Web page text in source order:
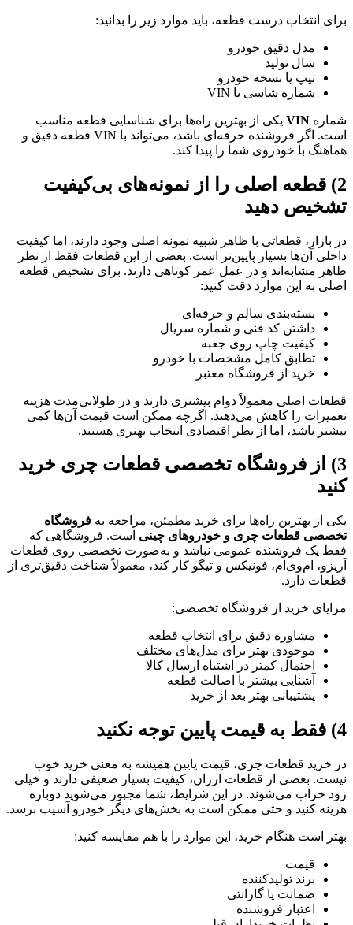
برای انتخاب درست قطعه، باید موارد زیر را بدانید:
مدل دقیق خودرو
سال تولید
تیپ یا نسخه خودرو
شماره شاسی یا VIN
شماره VIN یکی از بهترین راه‌ها برای شناسایی قطعه مناسب
است. اگر فروشنده حرفه‌ای باشد، می‌تواند با VIN قطعه دقیق و
هماهنگ با خودروی شما را پیدا کند.
2) قطعه اصلی را از نمونه‌های بی‌کیفیت
تشخیص دهید
در بازار، قطعاتی با ظاهر شبیه نمونه اصلی وجود دارند، اما کیفیت
داخلی آن‌ها بسیار پایین‌تر است. بعضی از این قطعات فقط از نظر
ظاهر مشابه‌اند و در عمل عمر کوتاهی دارند. برای تشخیص قطعه
اصلی به این موارد دقت کنید:
بسته‌بندی سالم و حرفه‌ای
داشتن کد فنی و شماره سریال
کیفیت چاپ روی جعبه
تطابق کامل مشخصات با خودرو
خرید از فروشگاه معتبر
قطعات اصلی معمولاً دوام بیشتری دارند و در طولانی‌مدت هزینه
تعمیرات را کاهش می‌دهند. اگرچه ممکن است قیمت آن‌ها کمی
بیشتر باشد، اما از نظر اقتصادی انتخاب بهتری هستند.
3) از فروشگاه تخصصی قطعات چری خرید
کنید
یکی از بهترین راه‌ها برای خرید مطمئن، مراجعه به فروشگاه
تخصصی قطعات چری و خودروهای چینی است. فروشگاهی که
فقط یک فروشنده عمومی نباشد و به‌صورت تخصصی روی قطعات
آریزو، ام‌وی‌ام، فونیکس و تیگو کار کند، معمولاً شناخت دقیق‌تری از
قطعات دارد.
مزایای خرید از فروشگاه تخصصی:
مشاوره دقیق برای انتخاب قطعه
موجودی بهتر برای مدل‌های مختلف
احتمال کمتر در اشتباه ارسال کالا
آشنایی بیشتر با اصالت قطعه
پشتیبانی بهتر بعد از خرید
4) فقط به قیمت پایین توجه نکنید
در خرید قطعات چری، قیمت پایین همیشه به معنی خرید خوب
نیست. بعضی از قطعات ارزان، کیفیت بسیار ضعیفی دارند و خیلی
زود خراب می‌شوند. در این شرایط، شما مجبور می‌شوید دوباره
هزینه کنید و حتی ممکن است به بخش‌های دیگر خودرو آسیب برسد.
بهتر است هنگام خرید، این موارد را با هم مقایسه کنید:
قیمت
برند تولیدکننده
ضمانت یا گارانتی
اعتبار فروشنده